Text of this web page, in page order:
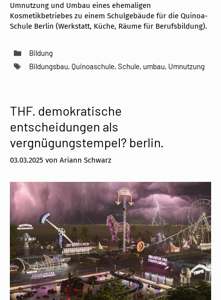
Umnutzung und Umbau eines ehemaligen
Kosmetikbetriebes zu einem Schulgebäude für die Quinoa-
Schule Berlin (Werkstatt, Küche, Räume für Berufsbildung).
Kategorien
Bildung
Schlagwörter
Bildungsbau, Quinoaschule, Schule, umbau, Umnutzung
THF. demokratische
entscheidungen als
vergnügungstempel? berlin.
03.03.2025 von Ariann Schwarz